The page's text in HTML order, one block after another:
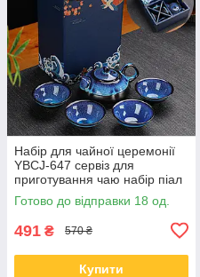
Набір для чайної церемонії
YBCJ-647 сервіз для
приготування чаю набір піал
із чайником на 4 персони
подарункова
Готово до відправки 18 од.
491 ₴ 570 ₴
Купити